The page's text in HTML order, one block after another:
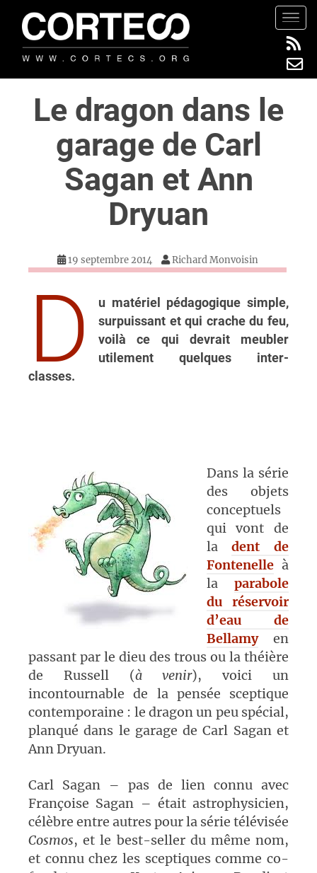
t
Le dragon dans le
garage de Carl
Sagan et Ann
Dryuan
19 septembre 2014 Richard Monvoisin
D
u matériel pédagogique simple,
surpuissant et qui crache du feu,
voilà ce qui devrait meubler
utilement quelques inter-
classes.
Dans la série
des objets
conceptuels
qui vont de
ladent de
Fontenelleà
la parabole
du réservoir
d’eau de
Bellamyen
passant par le dieu des trous ou la théière
de Russell (à venir), voici un
incontournable de la pensée sceptique
contemporaine : le dragon un peu spécial,
planqué dans le garage de Carl Sagan et
Ann Dryuan.
Carl Sagan – pas de lien connu avec
Françoise Sagan – était astrophysicien,
célèbre entre autres pour la série télévisée
Cosmos, et le best-seller du même nom,
et connu chez les sceptiques comme co-